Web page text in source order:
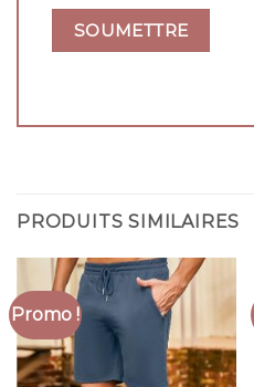
PRODUITS SIMILAIRES
Promo !